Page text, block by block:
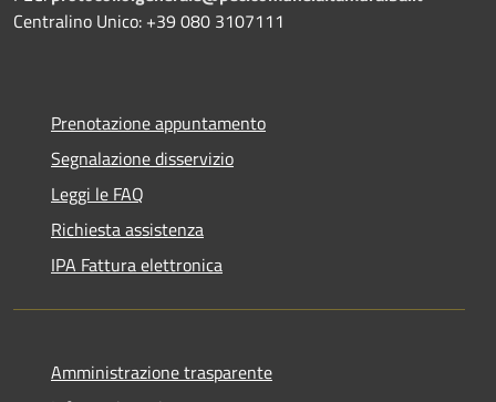
Centralino Unico: +39 080 3107111
Prenotazione appuntamento
Segnalazione disservizio
Leggi le FAQ
Richiesta assistenza
IPA Fattura elettronica
Amministrazione trasparente